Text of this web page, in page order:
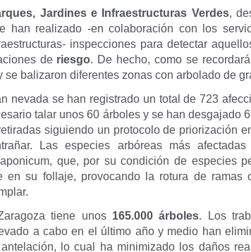
Jardines e Infraestructuras Verdes,
han realizado -en colaboración con los
inspecciones para detectar
de riesgo. De hecho, como se
se balizaron diferentes zonas con arbolado de
nevada se han registrado un total de 723
talar unos 60 árboles y se han desgajado
siguiendo un protocolo de priorización
Las especies arbóreas más
que, por su condición de especies
en su follaje, provocando la rotura de ramas
tiene unos 165.000 árboles. Los
a cabo en el último año y medio han
lo cual ha minimizado los daños